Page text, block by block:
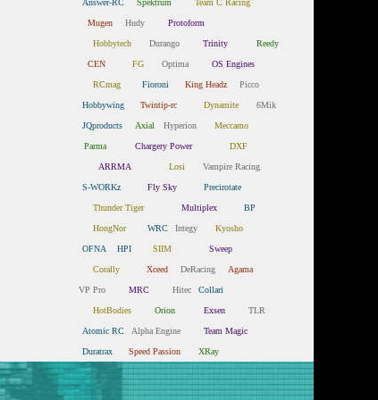
Answer-RC Spektrum Team C Racing
Mugen Hudy Protoform
Hobbytech Durango Trinity Reedy
CEN FG Optima OS Engines
RCmag Fioroni King Headz Picco
Hobbywing Twintip-rc Dynamite 6Mik
JQproducts Axial Hyperion Meccamo
Parma Chargery Power DXF
ARRMA Losi Vampire Racing
S-WORKz Fly Sky Precirotate
Thunder Tiger Multiplex BP
HongNor WRC Integy Kyosho
OFNA HPI SIIM Sweep
Corally Xceed DeRacing Agama
VP Pro MRC Hitec Collari
HotBodies Orion Exsen TLR
Atomic RC Alpha Engine Team Magic
Duratrax Speed Passion XRay